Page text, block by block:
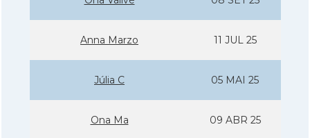
Anna Marzo 11 JUL 25
Júlia C 05 MAI 25
Ona Ma 09 ABR 25